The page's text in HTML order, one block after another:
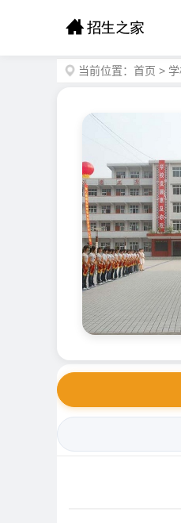
当前位置： 首页 >